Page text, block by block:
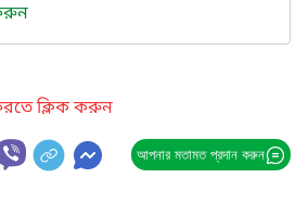
ক্লিক করুন
আপনার মতামত প্রদান করুন